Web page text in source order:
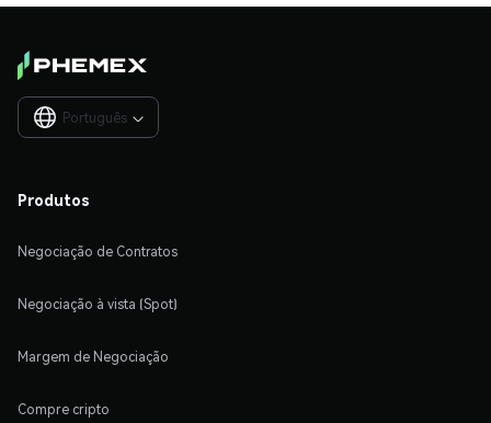
Português 
Produtos
Negociação de Contratos
Negociação à vista (Spot)
Margem de Negociação
Compre cripto